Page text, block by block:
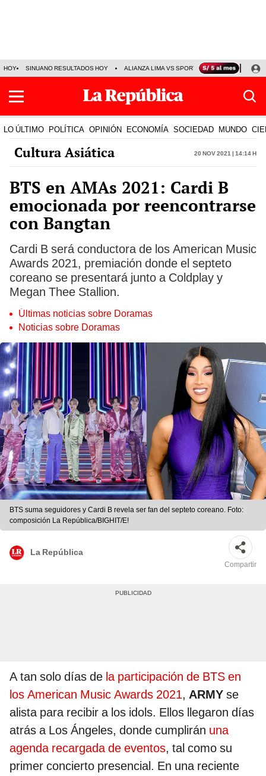
HOY SINUANO RESULTADOS HOY ALIANZA LIMA VS SPORT BOYS JORGE
LO ÚLTIMO POLÍTICA OPINIÓN ECONOMÍA SOCIEDAD MUNDO
Cultura Asiática 20 Nov 2021 | 14:14 h
BTS en AMAs 2021: Cardi B
emocionada por reencontrarse
con Bangtan
Cardi B será conductora de los American Music
Awards 2021, premiación donde el septeto
coreano se presentará junto a Coldplay y
Megan Thee Stallion.
Últimas noticias sobre Doramas
Noticias sobre Doramas
BTS suma seguidores y Cardi B revela ser fan del septeto coreano. Foto:
composición La República/BIGHIT/E!
La República
Compartir
A tan solo días de la participación de BTS en
los American Music Awards 2021, ARMY se
alista para recibir a los idols. Ellos llegaron días
atrás a Los Ángeles, donde cumplirán una
agenda recargada de eventos, tal como su
primer concierto presencial. En una reciente